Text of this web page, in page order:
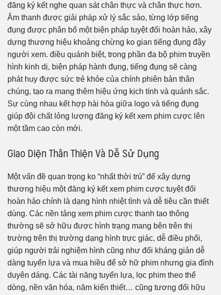
đăng ký kết nghe quan sát chân thực và chân thực hơn.
Âm thanh được giải pháp xử lý sắc sảo, từng lớp tiếng
đụng được phân bố một biện pháp tuyệt đối hoàn hảo, xây
dựng thương hiệu khoảng chừng ko gian tiếng đụng đậy
người xem. điều quánh biệt, trong phần đa bộ phim truyền
hình kinh dị, biện pháp hành đụng, tiếng đụng sẽ càng
phát huy được sức trẻ khỏe của chính phiên bản thân
chúng, tạo ra mang thêm hiệu ứng kịch tính và quánh sắc.
Sự cùng nhau kết hợp hài hòa giữa logo và tiếng đụng
giúp đội chất lỏng lượng đăng ký kết xem phim cược lên
một tầm cao còn mới.
Giao Diện Thân Thiện Và Dễ Sử Dụng
Một vấn đề quan trọng ko “nhất thời trú” để xây dựng
thương hiệu một đăng ký kết xem phim cược tuyệt đối
hoàn hảo chính là dạng hình nhiệt tình và dễ tiêu cần thiết
dùng. Các nền tảng xem phim cược thanh tao thông
thường sẽ sở hữu được hình trạng mang bên trên thị
trường trên thị trường dạng hình trực giác, dễ điều phối,
giúp người trải nghiệm hình cũng như đối kháng giản dễ
dàng tuyển lựa và mua hiều để sở hữ phim nhưng gia đình
duyên dáng. Các tài năng tuyển lựa, lọc phim theo thể
dòng, nền văn hóa, năm kiến thiết… cũng tương đối hữu